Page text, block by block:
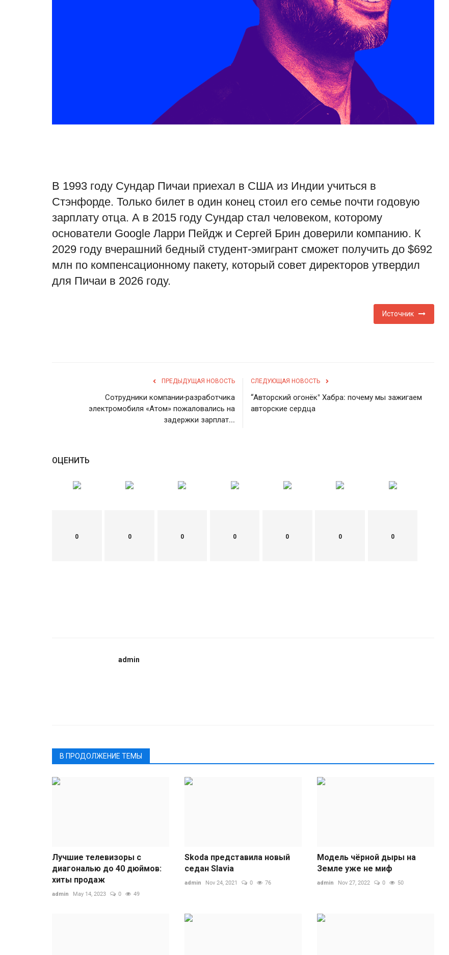
В 1993 году Сундар Пичаи приехал в США из Индии учиться в
Стэнфорде. Только билет в один конец стоил его семье почти годовую
зарплату отца. А в 2015 году Сундар стал человеком, которому
основатели Google Ларри Пейдж и Сергей Брин доверили компанию. К
2029 году вчерашний бедный студент-эмигрант сможет получить до $692
млн по компенсационному пакету, который совет директоров утвердил
для Пичаи в 2026 году.
Источник
ПРЕДЫДУЩАЯ НОВОСТЬ
Сотрудники компании-разработчика
электромобиля «Атом» пожаловались на
задержки зарплат...
СЛЕДУЮЩАЯ НОВОСТЬ
“Авторский огонёк" Хабра: почему мы зажигаем
авторские сердца
ОЦЕНИТЬ
0 0 0 0 0 0 0
admin
В ПРОДОЛЖЕНИЕ ТЕМЫ
Лучшие телевизоры с
диагональю до 40 дюймов:
хиты продаж
admin May 14, 2023 0 49
Skoda представила новый
седан Slavia
admin Nov 24, 2021 0 76
Модель чёрной дыры на
Земле уже не миф
admin Nov 27, 2022 0 50